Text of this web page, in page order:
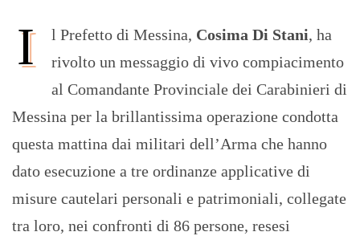
I l Prefetto di Messina, Cosima Di Stani, ha
rivolto un messaggio di vivo compiacimento
al Comandante Provinciale dei Carabinieri di
Messina per la brillantissima operazione condotta
questa mattina dai militari dell’Arma che hanno
dato esecuzione a tre ordinanze applicative di
misure cautelari personali e patrimoniali, collegate
tra loro, nei confronti di 86 persone, resesi